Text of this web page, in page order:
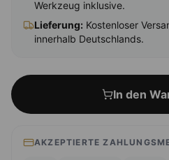
Werkzeug inklusive.
Lieferung: Kostenloser
innerhalb Deutschlands.
In den
AKZEPTIERTE